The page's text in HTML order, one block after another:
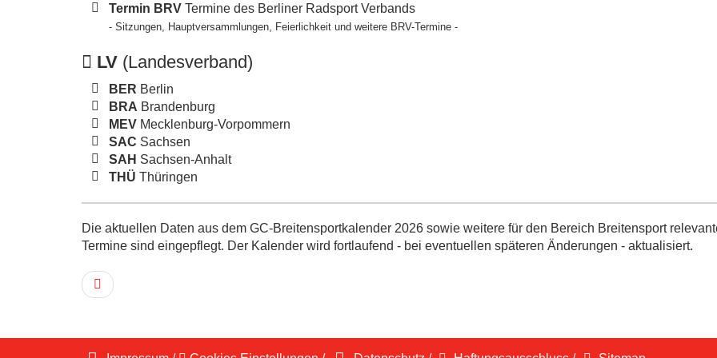
Termin BRV Termine des Berliner Radsport Verbands
- Sitzungen, Hauptversammlungen, Feierlichkeit und weitere BRV-Termine -
LV (Landesverband)
BER Berlin
BRA Brandenburg
MEV Mecklenburg-Vorpommern
SAC Sachsen
SAH Sachsen-Anhalt
THÜ Thüringen
Die aktuellen Daten aus dem GC-Breitensportkalender 2026 sowie weitere für den Bereich Breitensport
Termine sind eingepflegt. Der Kalender wird fortlaufend - bei eventuellen späteren Änderungen - aktualisiert.